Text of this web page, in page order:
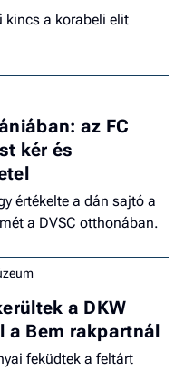
kincs a korabeli elit
az FC
kér és
értékelte a dán sajtó a
a DVSC otthonában.
a DKW
a Bem rakpartnál
feküdtek a feltárt